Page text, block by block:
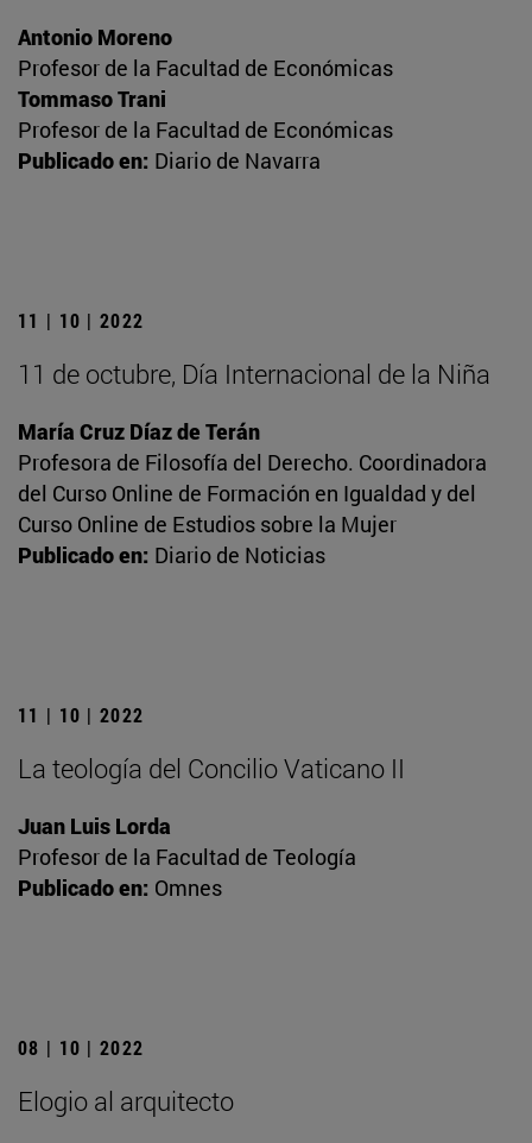
Antonio Moreno
Profesor de la Facultad de Económicas
Tommaso Trani
Profesor de la Facultad de Económicas
Publicado en: Diario de Navarra
11 | 10 | 2022
11 de octubre, Día Internacional de la Niña
María Cruz Díaz de Terán
Profesora de Filosofía del Derecho. Coordinadora
del Curso Online de Formación en Igualdad y del
Curso Online de Estudios sobre la Mujer
Publicado en: Diario de Noticias
11 | 10 | 2022
La teología del Concilio Vaticano II
Juan Luis Lorda
Profesor de la Facultad de Teología
Publicado en: Omnes
08 | 10 | 2022
Elogio al arquitecto